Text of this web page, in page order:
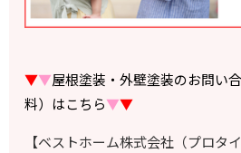
▼▼屋根塗装・外壁塗装のお問い
料）はこちら▼▼
【ベストホーム株式会社（プロタ